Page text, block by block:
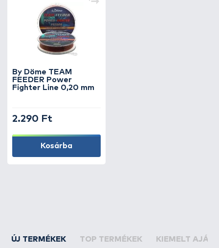
By Döme TEAM
FEEDER Power
Fighter Line 0,20 mm
2.290 Ft
Kosárba
ÚJ TERMÉKEK TOP TERMÉKEK KIEMELT